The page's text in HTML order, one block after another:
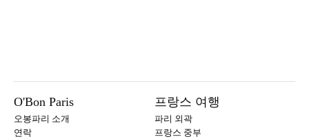
O'Bon Paris
오봉파리 소개
연락
프랑스 여행
파리 외곽
프랑스 중부